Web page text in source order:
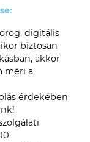
digitális
biztosan
akkor
méri a
érdekében